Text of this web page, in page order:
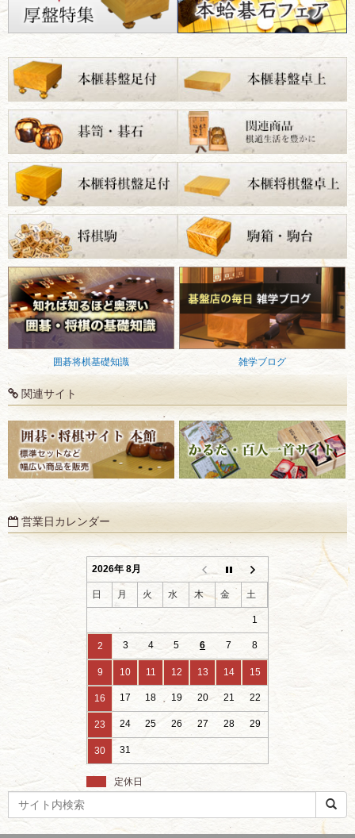
囲碁将棋基礎知識 雑学ブログ
関連サイト
営業日カレンダー
2026年 8月
日 月 火 水 木 金 土
1
2 3 4 5 6 7 8
9 10 11 12 13 14 15
16 17 18 19 20 21 22
23 24 25 26 27 28 29
30 31
定休日